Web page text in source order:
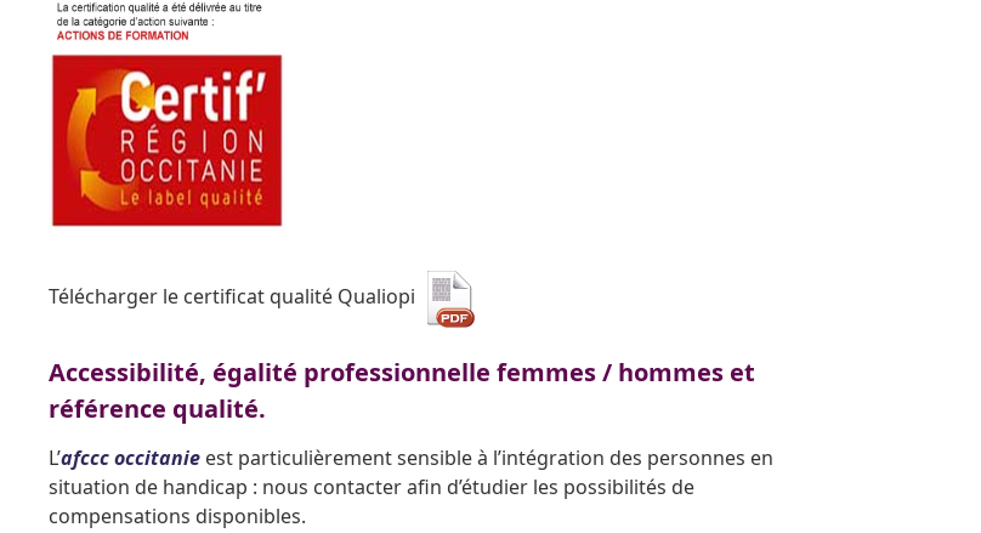
Télécharger le certificat qualité Qualiopi
Accessibilité, égalité professionnelle femmes / hommes et
référence qualité.
L’afccc occitanie est particulièrement sensible à l’intégration des personnes en
situation de handicap : nous contacter afin d’étudier les possibilités de
compensations disponibles.